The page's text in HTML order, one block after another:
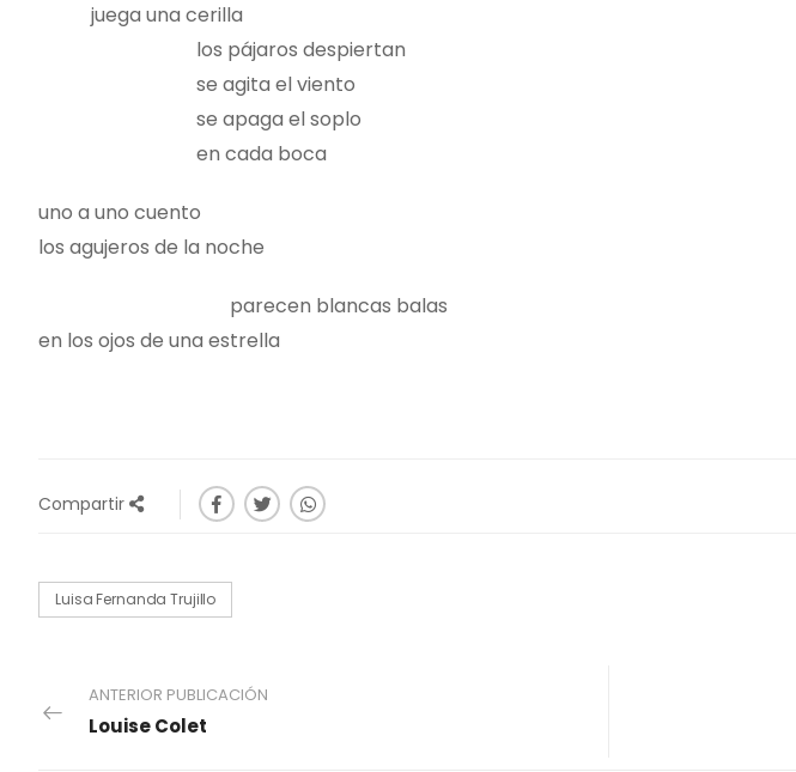
juega una cerilla
los pájaros despiertan
se agita el viento
se apaga el soplo
en cada boca
uno a uno cuento
los agujeros de la noche
parecen blancas balas
en los ojos de una estrella
Compartir
Luisa Fernanda Trujillo
ANTERIOR PUBLICACIÓN
Louise Colet